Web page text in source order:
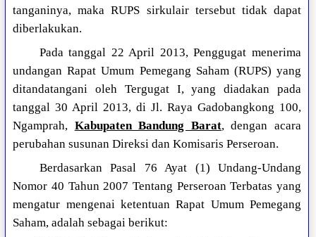
tanganinya, maka RUPS sirkulair tersebut tidak dapat
diberlakukan.
Pada tanggal 22 April 2013, Penggugat menerima
undangan Rapat Umum Pemegang Saham (RUPS) yang
ditandatangani oleh Tergugat I, yang diadakan pada
tanggal 30 April 2013, di Jl. Raya Gadobangkong 100,
Ngamprah, Kabupaten Bandung Barat, dengan acara
perubahan susunan Direksi dan Komisaris Perseroan.
Berdasarkan Pasal 76 Ayat (1) Undang-Undang
Nomor 40 Tahun 2007 Tentang Perseroan Terbatas yang
mengatur mengenai ketentuan Rapat Umum Pemegang
Saham, adalah sebagai berikut: